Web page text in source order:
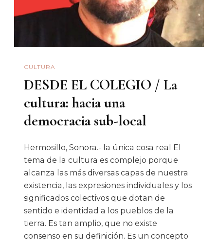
CULTURA
DESDE EL COLEGIO / La
cultura: hacia una
democracia sub-local
Hermosillo, Sonora.- la única cosa real El
tema de la cultura es complejo porque
alcanza las más diversas capas de nuestra
existencia, las expresiones individuales y los
significados colectivos que dotan de
sentido e identidad a los pueblos de la
tierra. Es tan amplio, que no existe
consenso en su definición. Es un concepto